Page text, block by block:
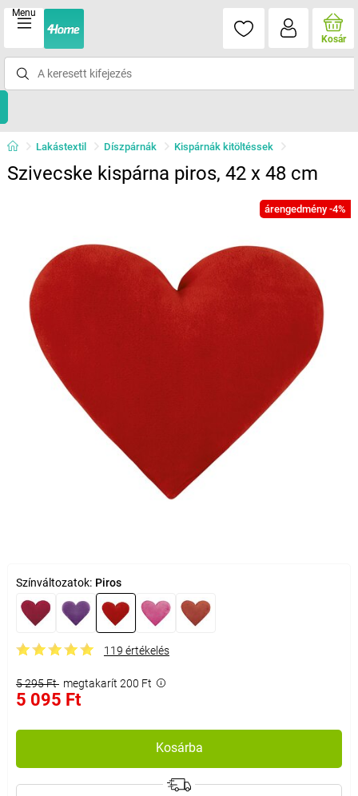
Menu
Kosár
Lakástextil Díszpárnák Kispárnák kitöltéssek
Szivecske kispárna piros, 42 x 48 cm
árengedmény -4%
Színváltozatok: Piros
119 értékelés
5 295 Ft megtakarít 200 Ft
5 095 Ft
Kosárba